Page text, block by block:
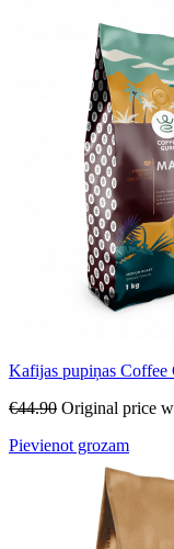
Kafijas pupiņas
€44.90 Original price
Pievienot grozam